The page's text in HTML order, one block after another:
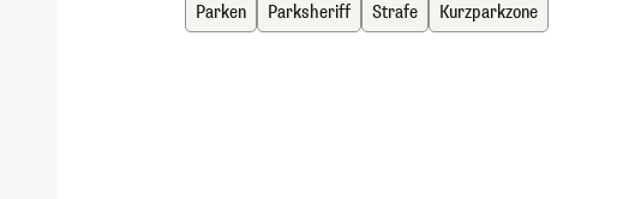
Parken Parksheriff Strafe Kurzparkzone